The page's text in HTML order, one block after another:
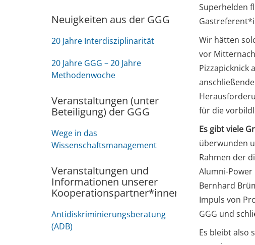
Neuigkeiten aus der GGG
20 Jahre Interdisziplinarität
20 Jahre GGG – 20 Jahre
Methodenwoche
Veranstaltungen (unter
Beteiligung) der GGG
Wege in das
Wissenschaftsmanagement
Veranstaltungen und
Informationen unserer
Kooperationspartner*innen
Antidiskriminierungsberatung
(ADB)
Superhelden
Wir hätten
vor
Pizzapicknick
für die
Es gibt viele
überwunden
Rahmen der
Alumni-
Bernhard
Impuls von
GGG und
Es bleibt also